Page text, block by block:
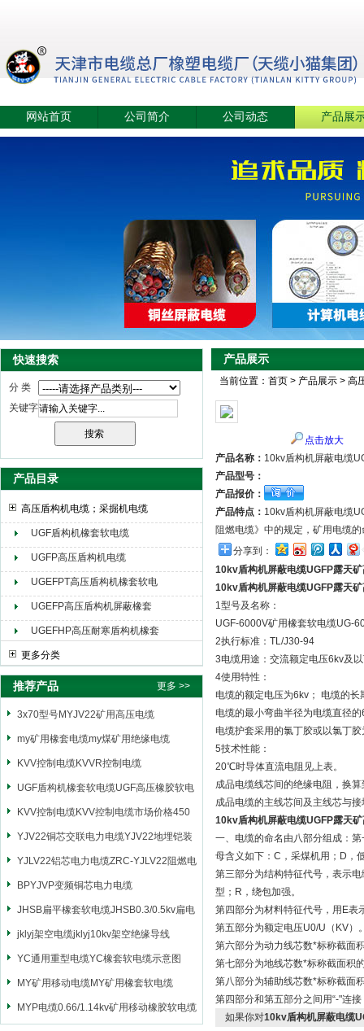
天津市电缆总厂橡塑电缆厂（天缆小猫集团）
网站首页 公司简介 公司动态 产品展
快速搜索
分 类
关键字
产品目录
高压盾构机电缆；采掘机电缆
UGF盾构机橡套软电缆
UGFP高压盾构机电缆
UGEFPT高压盾构机橡套软电
缆
UGEFP高压盾构机屏蔽橡套
软电缆
UGEFHP高压耐寒盾构机橡套
软电缆
更多分类
推荐产品 更多 >>
3x70型号MYJV22矿用高压电缆
my矿用橡套电缆my煤矿用绝缘电缆
KVV控制电缆KVVR控制电缆
UGF盾构机橡套软电缆UGF高压橡胶软电
缆
KVV控制电缆KVV控制电缆市场价格450
YJV22铜芯交联电力电缆YJV22地埋铠装
电源电缆
YJLV22铝芯电力电缆ZRC-YJLV22阻燃电
力电缆
BPYJVP变频铜芯电力电缆
JHSB扁平橡套软电缆JHSB0.3/0.5kv扁电
缆
jklyj架空电缆jklyj10kv架空绝缘导线
YC通用重型电缆YC橡套软电缆示意图
MY矿用移动电缆MY矿用橡套软电缆
MYP电缆0.66/1.14kv矿用移动橡胶软电缆
产品展示
当前位置： 首页 > 产品展示 > 高
点击放大
产品名称： 10kv盾构机屏蔽电缆
产品型号：
产品报价：
产品特点： 10kv盾构机屏蔽电缆
阻燃电缆》中的规定，矿用电缆
分享到：
10kv盾构机屏蔽电缆UGFP露天
10kv盾构机屏蔽电缆UGFP露天
1型号及名称：
UGF-6000V矿用橡套软电缆UG-
2执行标准：TL/J30-94
3电缆用途：交流额定电压6kv及
4使用特性：
电缆的额定电压为6kv； 电缆的
电缆的最小弯曲半径为电缆直径的
电缆护套采用的氯丁胶或以氯丁
5技术性能：
20℃时导体直流电阻见上表。
成品电缆线芯间的绝缘电阻，换
成品电缆的主线芯间及主线芯与
10kv盾构机屏蔽电缆UGFP露天
一、电缆的命名由八部分组成：
母含义如下：C，采煤机用；D，
第三部分为结构特征代号，表示
型；R，绕包加强。
第四部分为材料特征代号，用E表
第五部分为额定电压U0/U（KV）
第六部分为动力线芯数*标称截面
第七部分为地线芯数*标称截面积
第八部分为辅助线芯数*标称截面
第四部分和第五部分之间用“-"连
如果你对10kv盾构机屏蔽电缆